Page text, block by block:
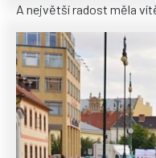
A největší radost měla